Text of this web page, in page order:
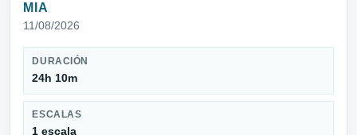
MIA
11/08/2026
DURACIÓN
24h 10m
ESCALAS
1 escala